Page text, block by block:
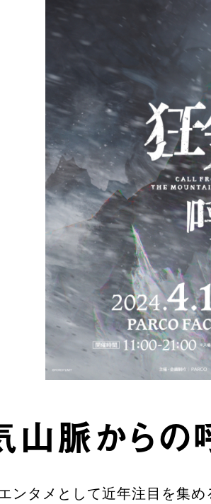
山脈からの
ンタメとして近年注目を集